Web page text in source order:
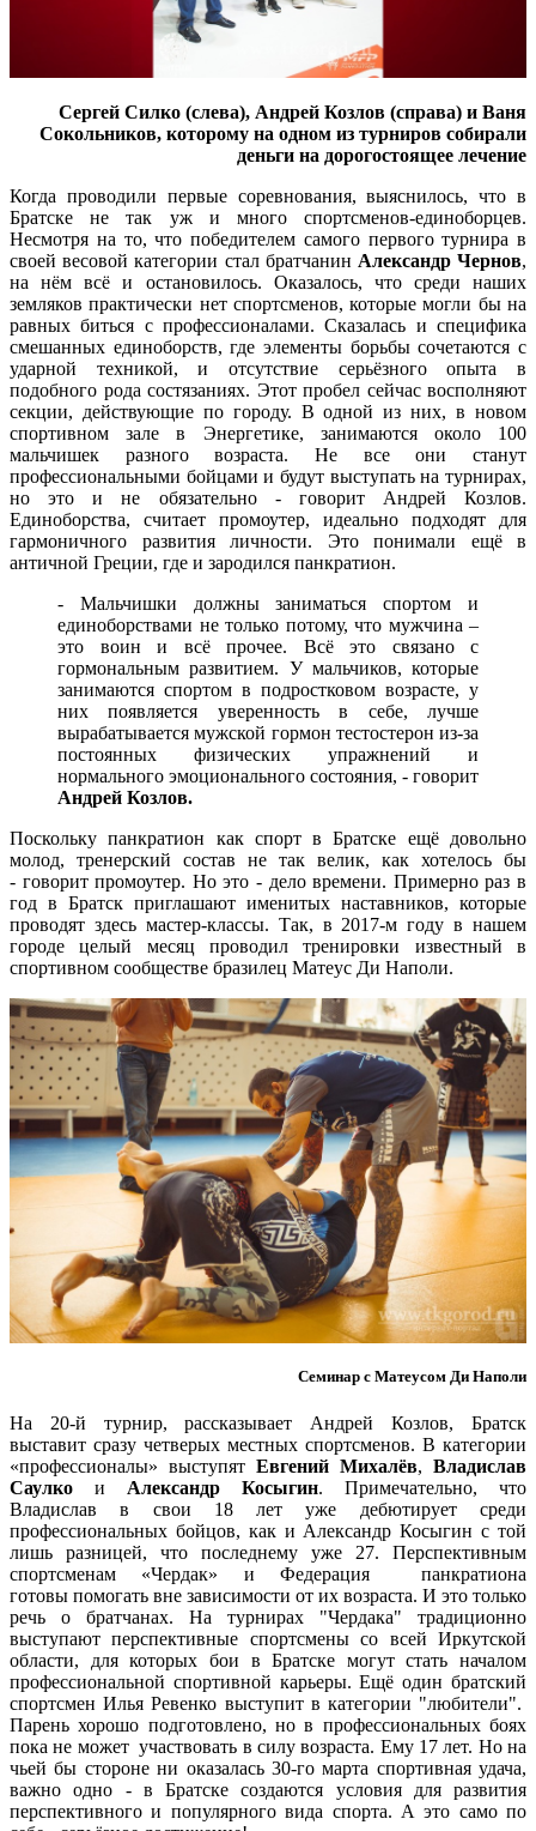
Сергей Силко (слева), Андрей Козлов (справа) и Ваня
Сокольников, которому на одном из турниров собирали
деньги на дорогостоящее лечение
Когда проводили первые соревнования, выяснилось, что в
Братске не так уж и много спортсменов-единоборцев.
Несмотря на то, что победителем самого первого турнира в
своей весовой категории стал братчанин Александр Чернов,
на нём всё и остановилось. Оказалось, что среди наших
земляков практически нет спортсменов, которые могли бы на
равных биться с профессионалами. Сказалась и специфика
смешанных единоборств, где элементы борьбы сочетаются с
ударной техникой, и отсутствие серьёзного опыта в
подобного рода состязаниях. Этот пробел сейчас восполняют
секции, действующие по городу. В одной из них, в новом
спортивном зале в Энергетике, занимаются около 100
мальчишек разного возраста. Не все они станут
профессиональными бойцами и будут выступать на турнирах,
но это и не обязательно - говорит Андрей Козлов.
Единоборства, считает промоутер, идеально подходят для
гармоничного развития личности. Это понимали ещё в
античной Греции, где и зародился панкратион.
- Мальчишки должны заниматься спортом и
единоборствами не только потому, что мужчина –
это воин и всё прочее. Всё это связано с
гормональным развитием. У мальчиков, которые
занимаются спортом в подростковом возрасте, у
них появляется уверенность в себе, лучше
вырабатывается мужской гормон тестостерон из-за
постоянных физических упражнений и
нормального эмоционального состояния, - говорит
Андрей Козлов.
Поскольку панкратион как спорт в Братске ещё довольно
молод, тренерский состав не так велик, как хотелось бы
- говорит промоутер. Но это - дело времени. Примерно раз в
год в Братск приглашают именитых наставников, которые
проводят здесь мастер-классы. Так, в 2017-м году в нашем
городе целый месяц проводил тренировки известный в
спортивном сообществе бразилец Матеус Ди Наполи.
Семинар с Матеусом Ди Наполи
На 20-й турнир, рассказывает Андрей Козлов, Братск
выставит сразу четверых местных спортсменов. В категории
«профессионалы» выступят Евгений Михалёв, Владислав
Саулко и Александр Косыгин. Примечательно, что
Владислав в свои 18 лет уже дебютирует среди
профессиональных бойцов, как и Александр Косыгин с той
лишь разницей, что последнему уже 27. Перспективным
спортсменам «Чердак» и Федерация панкратиона
готовы помогать вне зависимости от их возраста. И это только
речь о братчанах. На турнирах "Чердака" традиционно
выступают перспективные спортсмены со всей Иркутской
области, для которых бои в Братске могут стать началом
профессиональной спортивной карьеры. Ещё один братский
спортсмен Илья Ревенко выступит в категории "любители".
Парень хорошо подготовлено, но в профессиональных боях
пока не может участвовать в силу возраста. Ему 17 лет. Но на
чьей бы стороне ни оказалась 30-го марта спортивная удача,
важно одно - в Братске создаются условия для развития
перспективного и популярного вида спорта. А это само по